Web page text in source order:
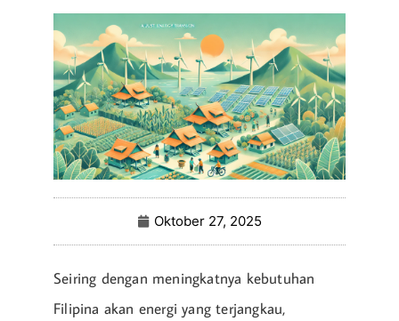
Oktober 27, 2025
Seiring dengan meningkatnya kebutuhan
Filipina akan energi yang terjangkau,